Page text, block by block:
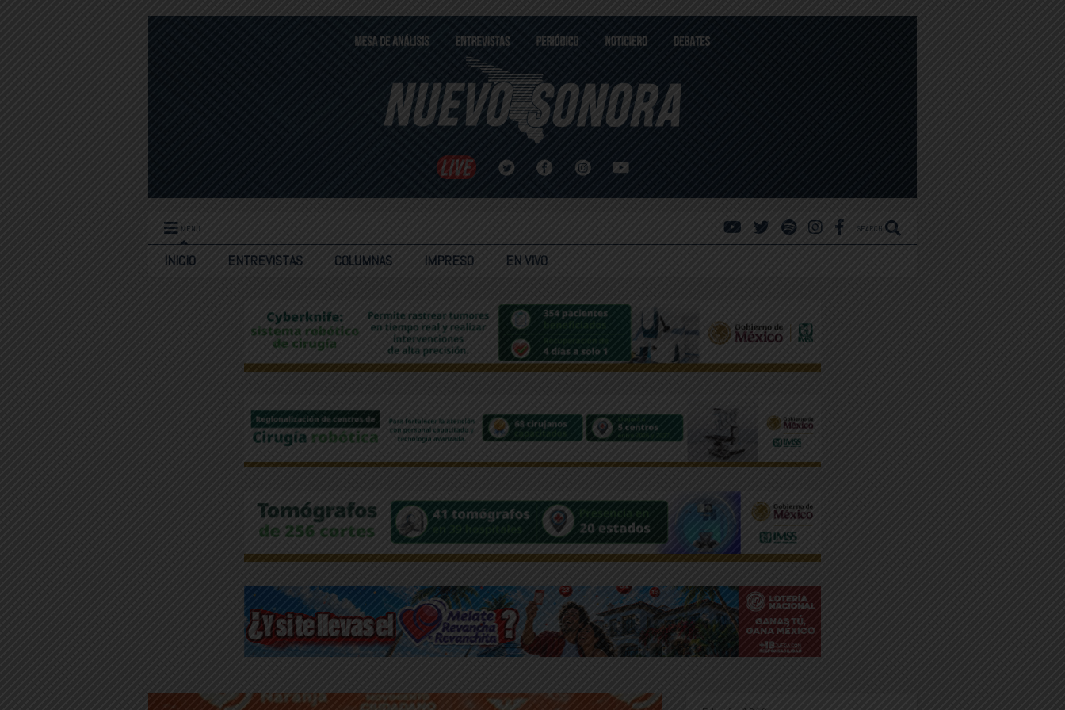
MENU SEARCH
INICIO ENTREVISTAS COLUMNAS IMPRESO EN VIVO